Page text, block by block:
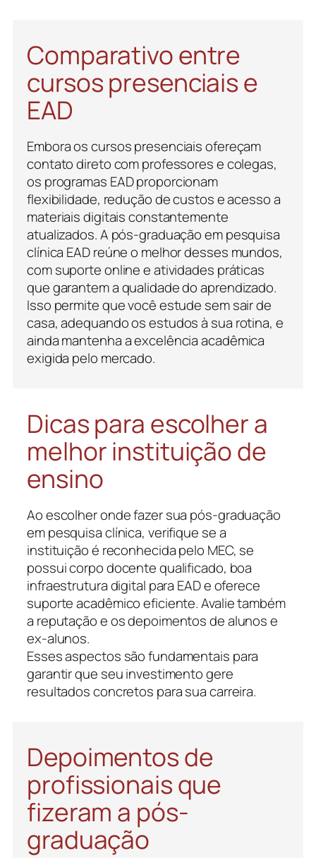
Comparativo entre
cursos presenciais e
EAD
Embora os cursos presenciais ofereçam
contato direto com professores e colegas,
os programas EAD proporcionam
flexibilidade, redução de custos e acesso a
materiais digitais constantemente
atualizados. A pós-graduação em pesquisa
clínica EAD reúne o melhor desses mundos,
com suporte online e atividades práticas
que garantem a qualidade do aprendizado.
Isso permite que você estude sem sair de
casa, adequando os estudos à sua rotina, e
ainda mantenha a excelência acadêmica
exigida pelo mercado.
Dicas para escolher a
melhor instituição de
ensino
Ao escolher onde fazer sua pós-graduação
em pesquisa clínica, verifique se a
instituição é reconhecida pelo MEC, se
possui corpo docente qualificado, boa
infraestrutura digital para EAD e oferece
suporte acadêmico eficiente. Avalie também
a reputação e os depoimentos de alunos e
ex-alunos.
Esses aspectos são fundamentais para
garantir que seu investimento gere
resultados concretos para sua carreira.
Depoimentos de
profissionais que
fizeram a pós-
graduação